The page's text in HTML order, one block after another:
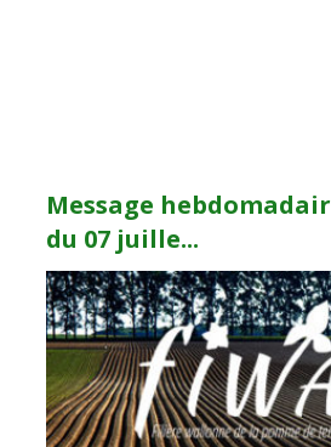
Message
du 07 juille...